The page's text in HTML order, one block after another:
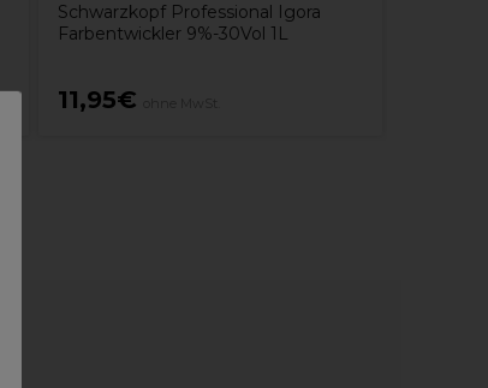
Schwarzkopf Professional Igora
Farbentwickler 9%-30Vol 1L
11,95€